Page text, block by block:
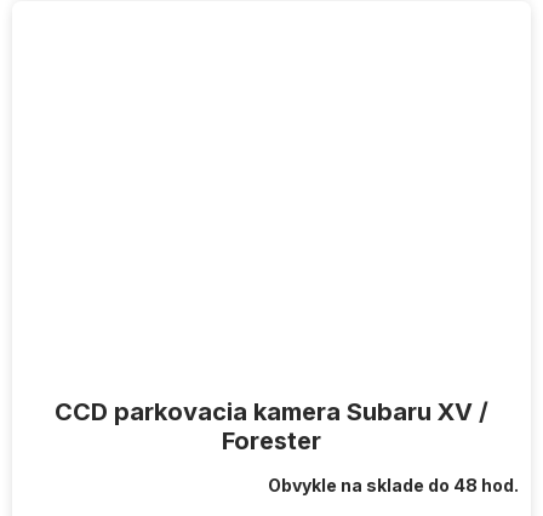
CCD parkovacia kamera Subaru XV /
Forester
Obvykle na sklade do 48 hod.